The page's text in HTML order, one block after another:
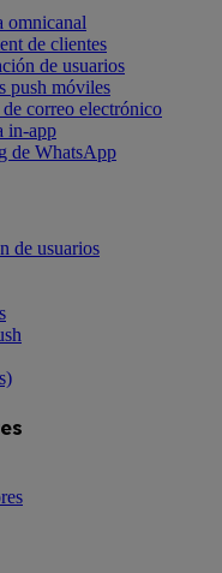
omnicanal
de clientes
de usuarios
push móviles
correo electrónico
in-app
de WhatsApp
de usuarios